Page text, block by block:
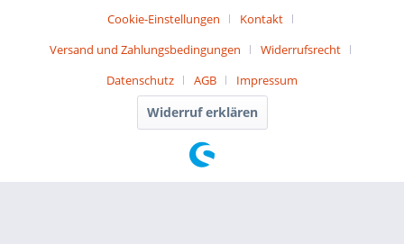
Cookie-Einstellungen
Kontakt
Versand und Zahlungsbedingungen
Widerrufsrecht
Datenschutz
AGB Impressum
Widerruf erklären